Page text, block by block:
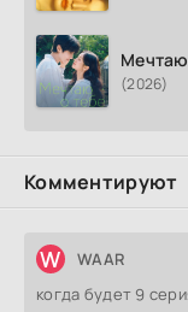
(2026)
Комментируют
W WAAR
когда будет 9